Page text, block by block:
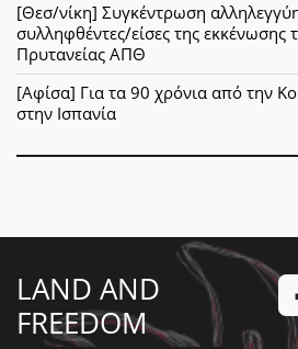
[Θεσ/νίκη] Συγκέντρωση
συλληφθέντες/είσες της εκκένωσης
Πρυτανείας ΑΠΘ
[Αφίσα] Για τα 90 χρόνια από την
στην Ισπανία
LAND AND
FREEDOM